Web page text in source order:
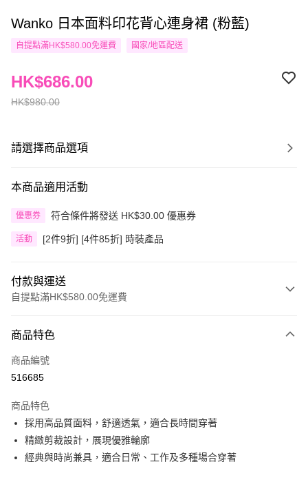
Wanko 日本面料印花背心連身裙 (粉藍)
自提點滿HK$580.00免運費 國家/地區配送
HK$980.00
HK$686.00
請選擇商品選項
本商品適用活動
優惠券 符合條件將發送 HK$30.00 優惠券
活動 [2件9折] [4件85折] 時裝產品
付款與運送
自提點滿HK$580.00免運費
信用卡
Apple Pay
AlipayHK
PayMe
商品特色
商品編號
516685
商品特色
採用高品質面料，舒適透氣，適合長時間穿著
精緻剪裁設計，展現優雅輪廓
經典與時尚兼具，適合日常、工作及多種場合穿著